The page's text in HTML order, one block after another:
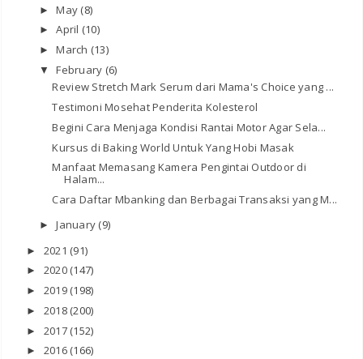
►May (8)
►April (10)
►March (13)
▼February (6)
Review Stretch Mark Serum dari Mama's Choice yang ...
Testimoni Mosehat Penderita Kolesterol
Begini Cara Menjaga Kondisi Rantai Motor Agar Sela...
Kursus di Baking World Untuk Yang Hobi Masak
Manfaat Memasang Kamera Pengintai Outdoor di
Halam...
Cara Daftar Mbanking dan Berbagai Transaksi yang M...
►January (9)
► 2021 (91)
► 2020 (147)
► 2019 (198)
► 2018 (200)
► 2017 (152)
► 2016 (166)